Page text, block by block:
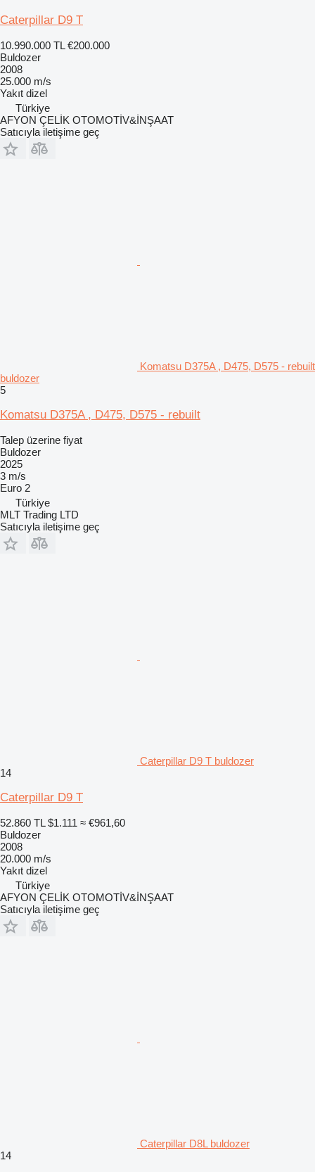
Caterpillar D9 T
10.990.000 TL €200.000
Buldozer
2008
25.000 m/s
Yakıt dizel
Türkiye
AFYON ÇELİK OTOMOTİV&İNŞAAT
Satıcıyla iletişime geç
Komatsu D375A , D475, D575 - rebuilt
buldozer
5
Komatsu D375A , D475, D575 - rebuilt
Talep üzerine fiyat
Buldozer
2025
3 m/s
Euro 2
Türkiye
MLT Trading LTD
Satıcıyla iletişime geç
Caterpillar D9 T buldozer
14
Caterpillar D9 T
52.860 TL $1.111 ≈ €961,60
Buldozer
2008
20.000 m/s
Yakıt dizel
Türkiye
AFYON ÇELİK OTOMOTİV&İNŞAAT
Satıcıyla iletişime geç
Caterpillar D8L buldozer
14